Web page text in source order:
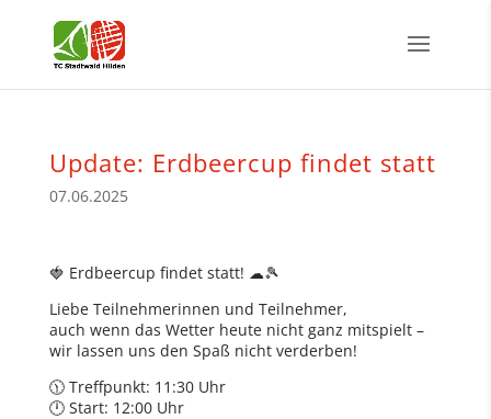
Update: Erdbeercup findet statt
07.06.2025
🍓 Erdbeercup findet statt! ☁🎾
Liebe Teilnehmerinnen und Teilnehmer,
auch wenn das Wetter heute nicht ganz mitspielt –
wir lassen uns den Spaß nicht verderben!
🕦 Treffpunkt: 11:30 Uhr
🕛 Start: 12:00 Uhr